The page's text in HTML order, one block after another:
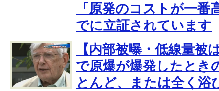
「原発のコストが一番
でに立証されています
【内部被曝・低線量被
で原爆が爆発したとき
とんど、または全く浴